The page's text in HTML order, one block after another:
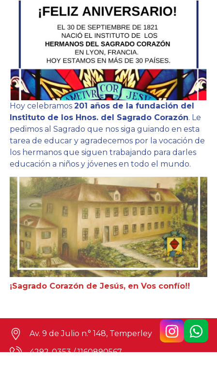
Hoy celebramos 201 años de la fundación del
Instituto de los Hnos. del Sagrado Corazón. Le
pedimos al Sagrado que nos siga guiando en esta
tarea de educar y agradecemos por la vocación de
los hermanos que siguen trabajando para darles
educación a niños y jóvenes en todo el mundo.
¡Sagrado Corazón de Jesús, en Vos confío!!
Av. 9 de Julio n.° 148, Temperley
4292-0353/1160890567